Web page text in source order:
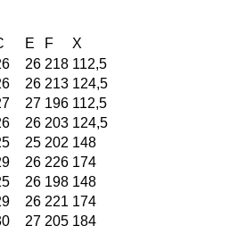
Е F
X
26 218 112,5
26 213 124,5
27 196 112,5
26 203 124,5
25 202 148
26 226 174
26 198 148
26 221 174
27 205 184